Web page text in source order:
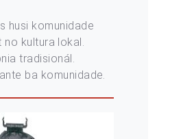
husi komunidade
no kultura lokal.
tradisionál.
ba komunidade.